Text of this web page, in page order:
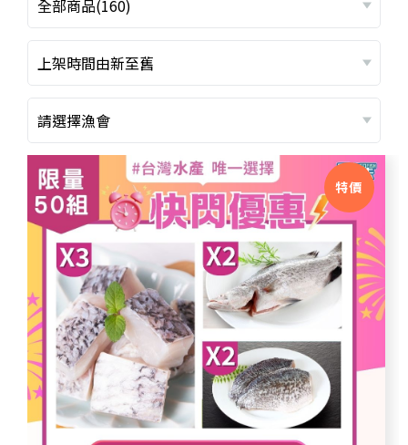
全部商品(160)
上架時間由新至舊
請選擇漁會
特價